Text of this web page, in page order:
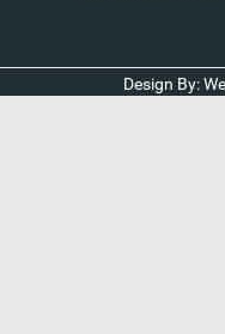
Design By: